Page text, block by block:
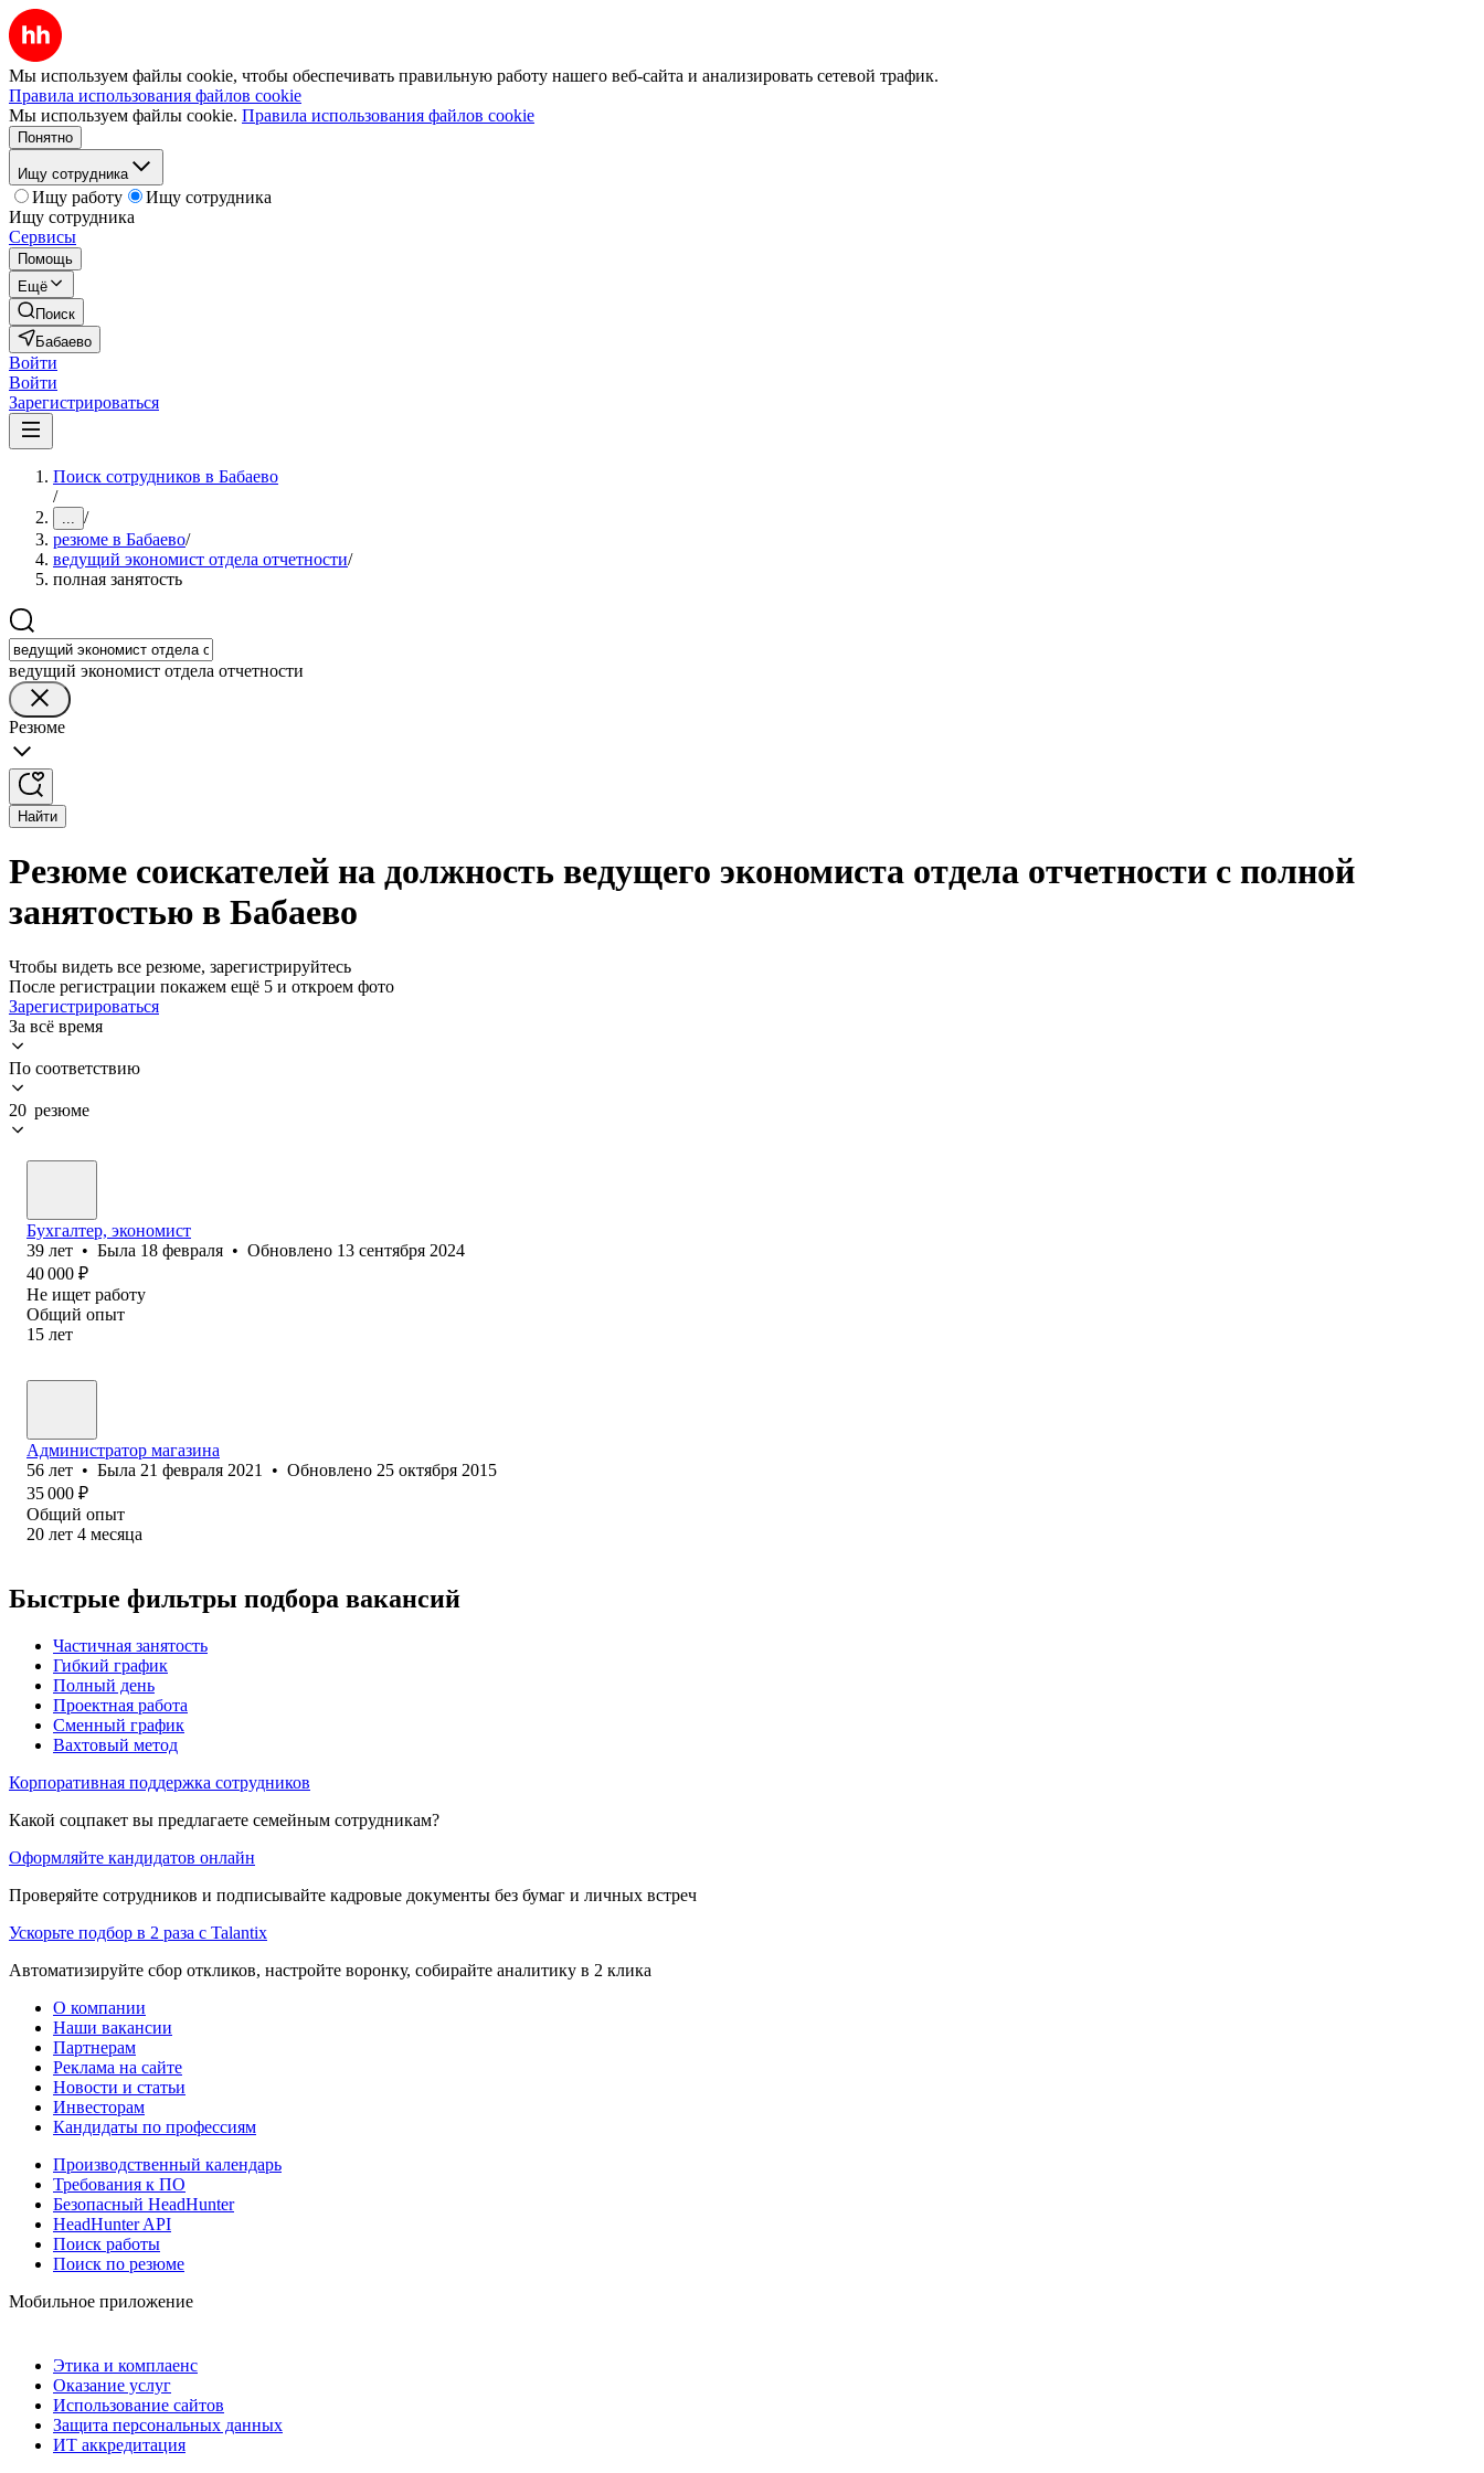
Мы используем файлы cookie, чтобы обеспечивать правильную работу нашего веб-сайта и анализировать сетевой трафик.
Правила использования файлов cookie
Мы используем файлы cookie. Правила использования файлов cookie
Понятно
Ищу сотрудника
Ищу работу
Ищу сотрудника
Ищу сотрудника
Сервисы
Помощь
Ещё
Поиск
Бабаево
Войти
Войти
Зарегистрироваться
Поиск сотрудников в Бабаево
/
... /
резюме в Бабаево/
ведущий экономист отдела отчетности/
полная занятость
ведущий экономист отдела отчетности
Резюме
Найти
Резюме соискателей на должность ведущего экономиста отдела отчетности с полной
занятостью в Бабаево
Чтобы видеть все резюме, зарегистрируйтесь
После регистрации покажем ещё 5 и откроем фото
Зарегистрироваться
За всё время
По соответствию
20 резюме
Бухгалтер, экономист
39 лет • Была 18 февраля • Обновлено 13 сентября 2024
40 000 ₽
Не ищет работу
Общий опыт
15 лет
Администратор магазина
56 лет • Была 21 февраля 2021 • Обновлено 25 октября 2015
35 000 ₽
Общий опыт
20 лет 4 месяца
Быстрые фильтры подбора вакансий
Частичная занятость
Гибкий график
Полный день
Проектная работа
Сменный график
Вахтовый метод
Корпоративная поддержка сотрудников
Какой соцпакет вы предлагаете семейным сотрудникам?
Оформляйте кандидатов онлайн
Проверяйте сотрудников и подписывайте кадровые документы без бумаг и личных встреч
Ускорьте подбор в 2 раза с Talantix
Автоматизируйте сбор откликов, настройте воронку, собирайте аналитику в 2 клика
О компании
Наши вакансии
Партнерам
Реклама на сайте
Новости и статьи
Инвесторам
Кандидаты по профессиям
Производственный календарь
Требования к ПО
Безопасный HeadHunter
HeadHunter API
Поиск работы
Поиск по резюме
Мобильное приложение
Этика и комплаенс
Оказание услуг
Использование сайтов
Защита персональных данных
ИТ аккредитация